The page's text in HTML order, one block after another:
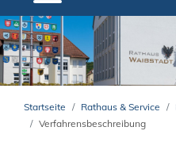
Startseite Rathaus & Service
Verfahrensbeschreibung